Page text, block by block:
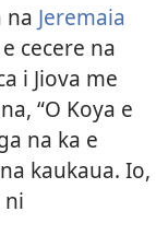
na Jeremaia
cecere na
i Jiova me
“O Koya e
na ka e
kaukaua. Io,
ni